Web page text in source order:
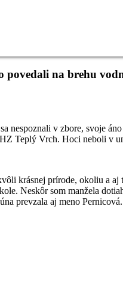
povedali na brehu
nespoznali v zbore, svoje
Teplý Vrch. Hoci neboli v
krásnej prírode, okoliu a aj
Neskôr som manžela
prevzala aj meno